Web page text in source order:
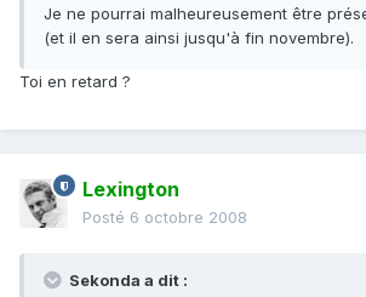
Je ne pourrai malheureusement être
(et il en sera ainsi jusqu'à fin novembre).
Toi en retard ?
Lexington
Posté 6 octobre 2008
Sekonda a dit :